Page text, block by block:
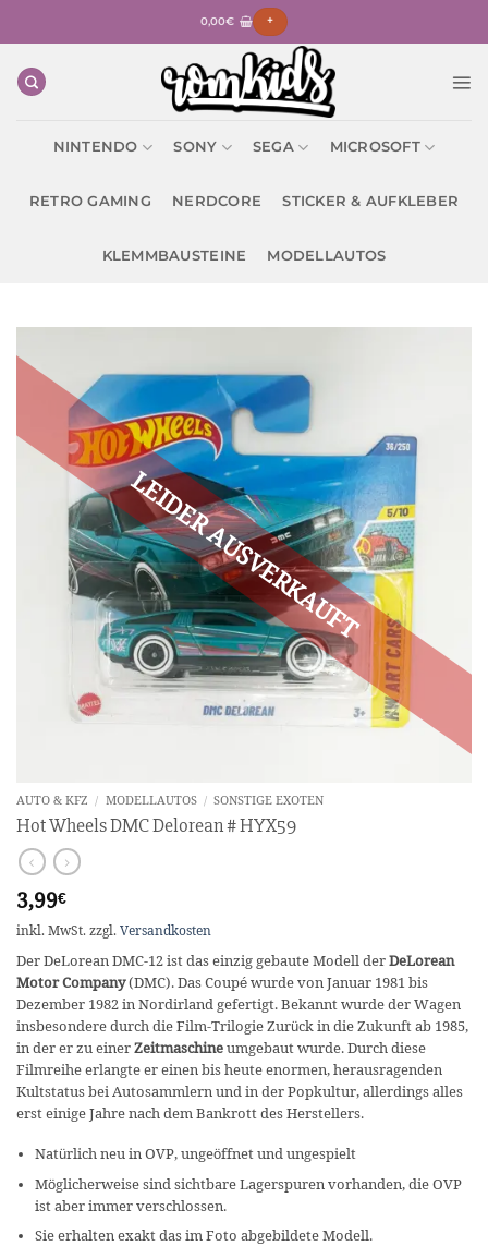
0,00€ +
NINTENDO SONY SEGA MICROSOFT
RETRO GAMING NERDCORE STICKER & AUFKLEBER
KLEMMBAUSTEINE MODELLAUTOS
AUTO & KFZ / MODELLAUTOS / SONSTIGE EXOTEN
Hot Wheels DMC Delorean # HYX59
3,99€
inkl. MwSt. zzgl. Versandkosten
Der DeLorean DMC-12 ist das einzig gebaute Modell derDeLorean
Motor Company(DMC). Das Coupé wurde von Januar 1981 bis
Dezember 1982 in Nordirland gefertigt. Bekannt wurde der Wagen
insbesondere durch die Film-Trilogie Zurück in die Zukunft ab 1985,
in der er zu einerZeitmaschineumgebaut wurde. Durch diese
Filmreihe erlangte er einen bis heute enormen, herausragenden
Kultstatus bei Autosammlern und in der Popkultur, allerdings alles
erst einige Jahre nach dem Bankrott des Herstellers.
Natürlich neu in OVP, ungeöffnet und ungespielt
Möglicherweise sind sichtbare Lagerspuren vorhanden, die OVP
ist aber immer verschlossen.
Sie erhalten exakt das im Foto abgebildete Modell.